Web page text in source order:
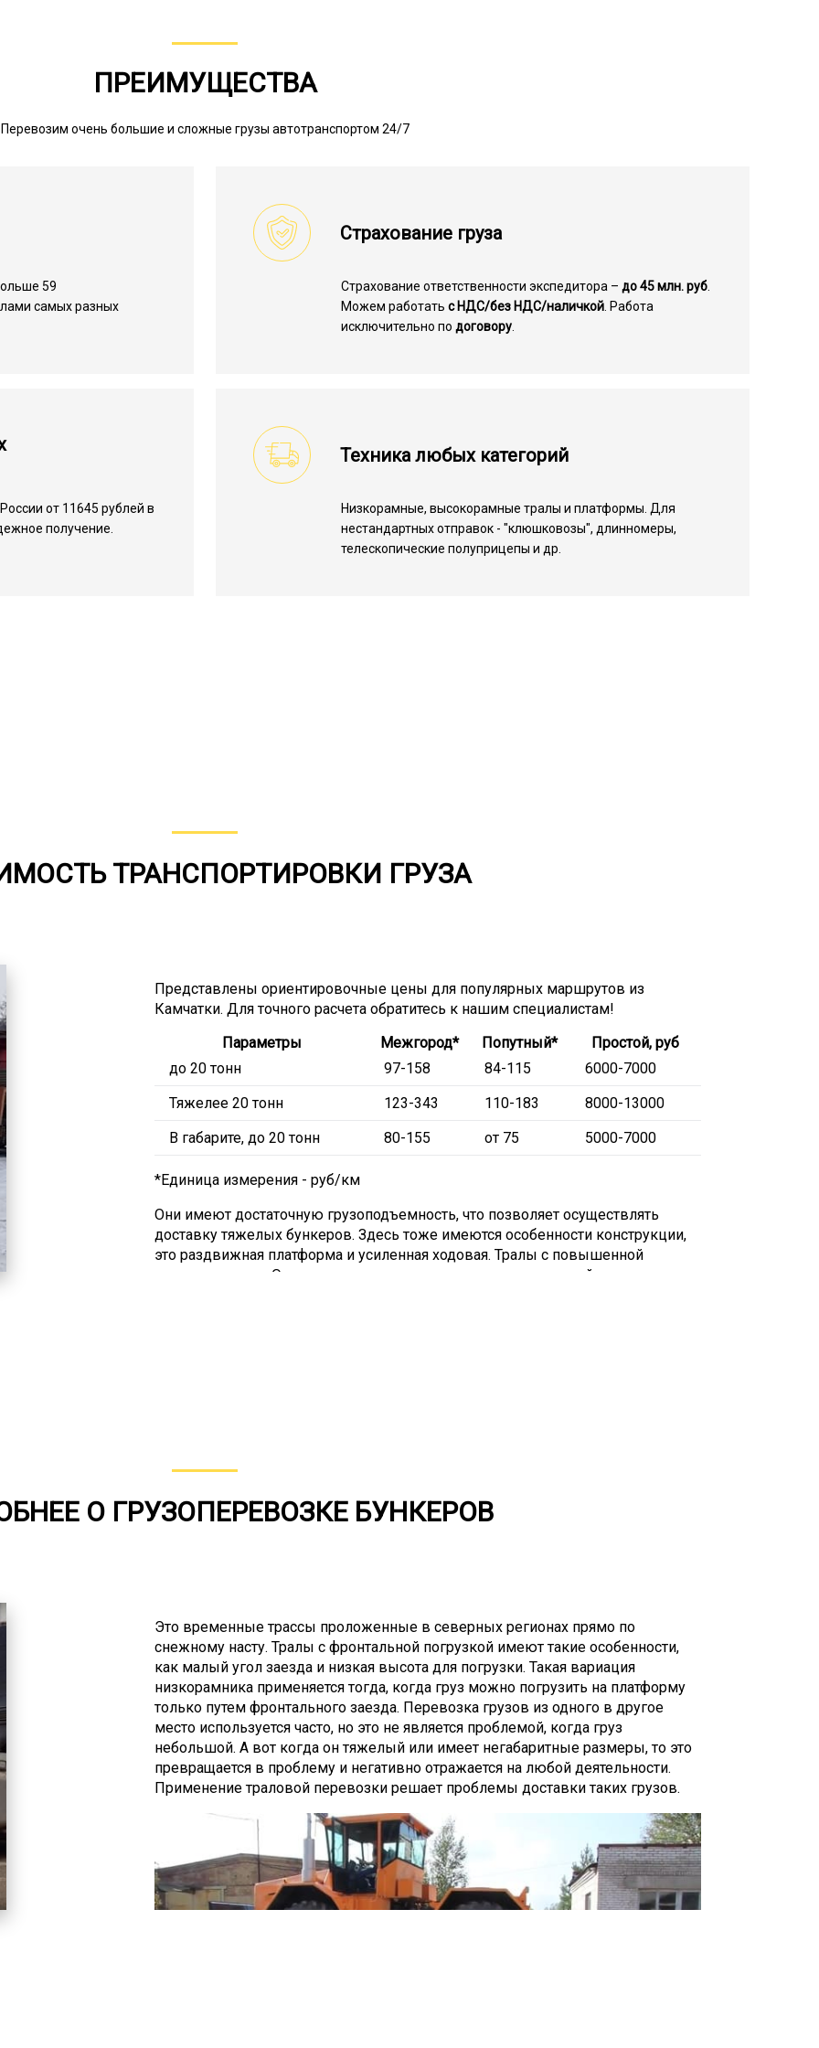
ПРЕИМУЩЕСТВА
Перевозим очень большие и сложные грузы автотранспортом 24/7
59
самых разных
Страхование груза
Страхование ответственности экспедитора –до 45 млн. руб
Можем работатьс НДС/без НДС/наличкой . Работа
исключительно подоговору
от 11645 рублей в
получение.
Техника любых категорий
Низкорамные, высокорамные тралы и платформы. Для
нестандартных отправок - "клюшковозы", длинномеры,
телескопические полуприцепы и др.
ТРАНСПОРТИРОВКИ ГРУЗА
Представлены ориентировочные цены для популярных маршрутов из
Камчатки. Для точного расчета обратитесь к нашим специалистам!
Параметры
Межгород* Попутный*
Простой, руб
до 20 тонн
97-158 84-115
6000-7000
Тяжелее 20 тонн
123-343 110-183
8000-13000
В габарите, до 20 тонн
80-155 от 75 5000-7000
*Единица измерения - руб/км
Они имеют достаточную грузоподъемность, что позволяет осуществлять
доставку тяжелых бункеров. Здесь тоже имеются особенности конструкции,
это раздвижная платформа и усиленная ходовая. Тралы с повышенной
проходимостью. Ориентированы на передвижение по сложной местности,
О ГРУЗОПЕРЕВОЗКЕ БУНКЕРОВ
Это временные трассы проложенные в северных регионах прямо по
снежному насту. Тралы с фронтальной погрузкой имеют такие особенности,
как малый угол заезда и низкая высота для погрузки. Такая вариация
низкорамника применяется тогда, когда груз можно погрузить на платформу
только путем фронтального заезда. Перевозка грузов из одного в другое
место используется часто, но это не является проблемой, когда груз
небольшой. А вот когда он тяжелый или имеет негабаритные размеры, то это
превращается в проблему и негативно отражается на любой деятельности.
Применение траловой перевозки решает проблемы доставки таких грузов.